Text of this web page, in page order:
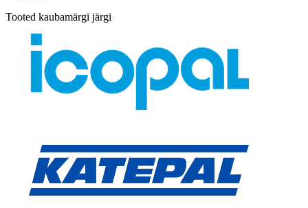
Tooted kaubamärgi järgi